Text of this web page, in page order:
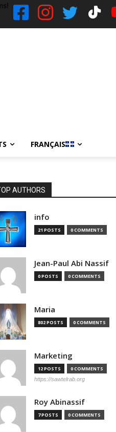
FRANÇAIS
AUTHORS
info
21 POSTS 0 COMMENTS
Jean-Paul Abi Nassif
0 POSTS 0 COMMENTS
Maria
802 POSTS 0 COMMENTS
Marketing
12 POSTS 0 COMMENTS
https://sawtelrab.org
Roy Abinassif
7 POSTS 0 COMMENTS